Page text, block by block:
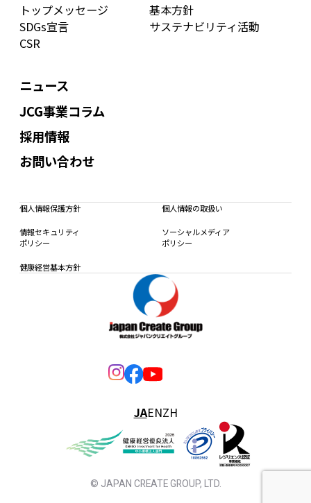
トップメッセージ
基本方針
SDGs宣言
サステナビリティ活動
CSR
ニュース
JCG事業コラム
採用情報
お問い合わせ
個人情報保護方針 個人情報の取扱い
情報セキュリティ
ポリシー
ソーシャルメディア
ポリシー
健康経営基本方針
JAENZH
© JAPAN CREATE GROUP, LTD.